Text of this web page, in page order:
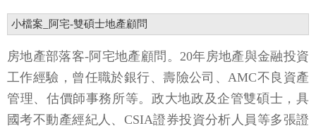
小檔案_阿宅-雙碩士地產顧問
房地產部落客-阿宅地產顧問。20年房地產與金融投資
工作經驗，曾任職於銀行、壽險公司、AMC不良資產
管理、估價師事務所等。政大地政及企管雙碩士，具
國考不動產經紀人、CSIA證券投資分析人員等多張證